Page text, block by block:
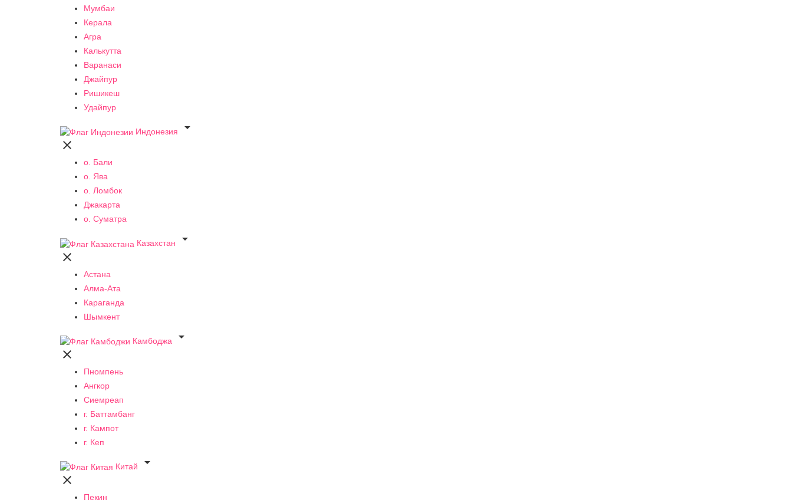
Мумбаи
Керала
Агра
Калькутта
Варанаси
Джайпур
Ришикеш
Удайпур
Индонезия


о. Бали
о. Ява
о. Ломбок
Джакарта
о. Суматра
Казахстан


Астана
Алма-Ата
Караганда
Шымкент
Камбоджа


Пномпень
Ангкор
Сиемреап
г. Баттамбанг
г. Кампот
г. Кеп
Китай


Пекин